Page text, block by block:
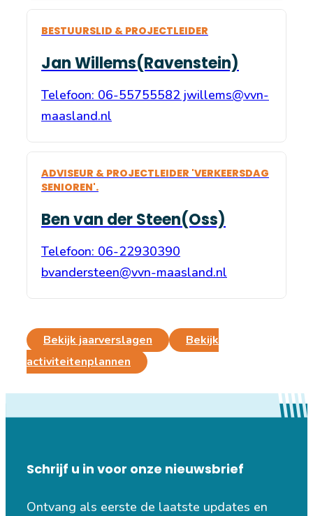
BESTUURSLID & PROJECTLEIDER
Jan Willems(Ravenstein)
Telefoon: 06-55755582 jwillems@vvn-
maasland.nl
ADVISEUR & PROJECTLEIDER 'VERKEERSDAG
SENIOREN'.
Ben van der Steen(Oss)
Telefoon: 06-22930390
bvandersteen@vvn-maasland.nl
Bekijk jaarverslagen
Bekijk
activiteitenplannen
Schrijf u in voor onze nieuwsbrief
Ontvang als eerste de laatste updates en